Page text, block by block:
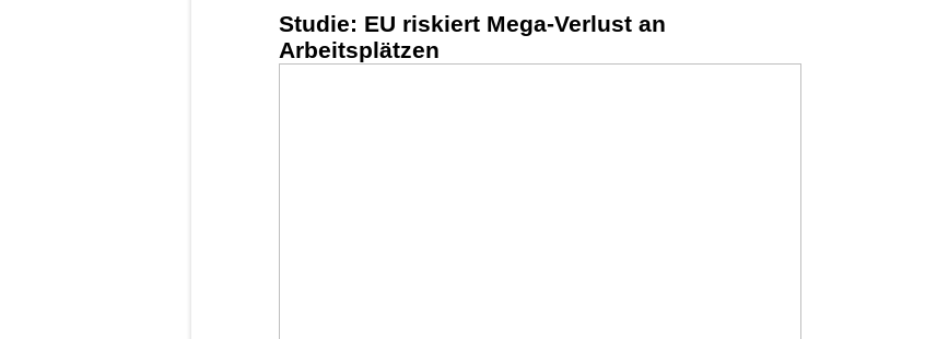
Studie: EU riskiert Mega-Verlust an
Arbeitsplätzen